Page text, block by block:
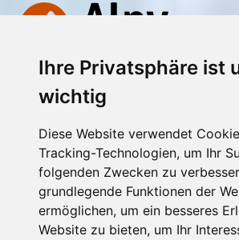
Ihre Privatsphäre ist
wichtig
Diese Website verwendet
Tracking-Technologien, um Ihr
folgenden Zwecken zu
grundlegende Funktionen der
ermöglichen, um ein besseres
Website zu bieten, um Ihr
Ort
Erster Miettag
Letzter Miettag